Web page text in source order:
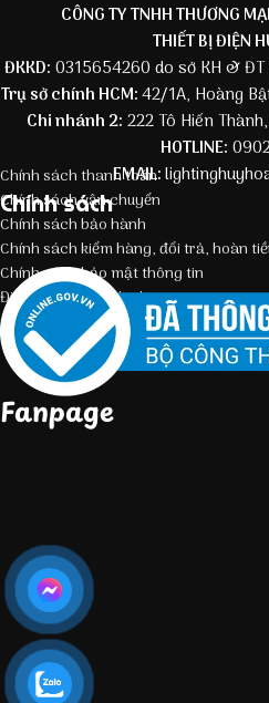
CÔNG TY TNHH THƯƠNG
THIẾT BỊ ĐIỆN
ĐKKD: 0315654260 do sở KH & ĐT
Trụ sở chính HCM:42/1A, Hoàng
Chi nhánh 2: 222 Tô Hiến
HOTLINE:
EMAIL:
Chính sách
Chính sách thanh toán
Chính sách vận chuyển
Chính sách bảo hành
Chính sách kiểm hàng, đổi trả, hoàn
Chính sách bảo mật thông tin
Điều kiện giao dịch chung
Fanpage